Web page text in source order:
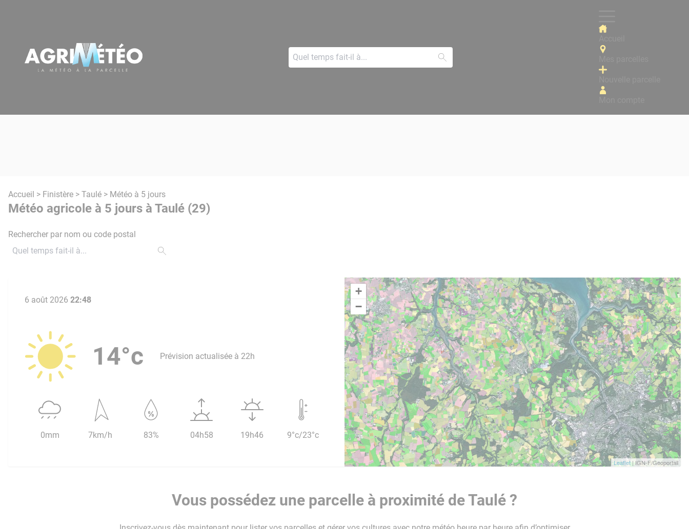
Accueil > Finistère > Taulé > Météo à 5 jours
Météo agricole à 5 jours à Taulé (29)
Rechercher par nom ou code postal
+
−
Leaflet | IGN-F/Geoportail
6 août 2026 22:48
14°c Prévision actualisée à 22h
0mm 7km/h 83% 04h58 19h46 9°c/23°c
Vous possédez une parcelle à proximité de Taulé ?